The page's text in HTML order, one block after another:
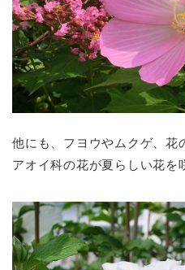
他にも、フヨウやムクゲ、花
アオイ科の花が夏らしい花を